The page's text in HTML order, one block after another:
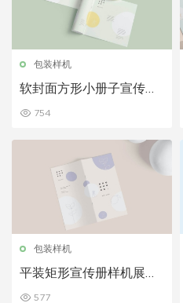
包装样机
软封面方形小册子宣传册
754
包装样机
平装矩形宣传册样机展示
577